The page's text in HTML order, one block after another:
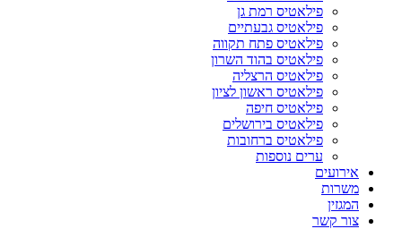
פילאטיס רמת גן
פילאטיס גבעתיים
פילאטיס פתח תקווה
פילאטיס בהוד השרון
פילאטיס הרצליה
פילאטיס ראשון לציון
פילאטיס חיפה
פילאטיס בירושלים
פילאטיס ברחובות
ערים נוספות
אירועים
משרות
המגזין
צור קשר